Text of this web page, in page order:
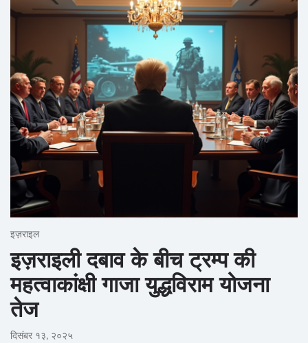
इज़राइल
इज़राइली दबाव के बीच ट्रम्प की
महत्वाकांक्षी गाजा युद्धविराम योजना
तेज
दिसंबर १३, २०२५